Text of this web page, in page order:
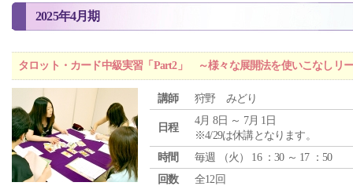
2025年4月期
タロット・カード中級実習「Part2」 ～様々な展開法を使いこなしリ
講師 狩野 みどり
日程
4月 8日 ～ 7月 1日
※4/29は休講となります。
時間
毎週 （火 ） 16 ：30 ～ 17 ：50
回数
全12回